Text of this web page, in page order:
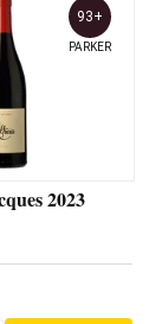
93+
PARKER
2023